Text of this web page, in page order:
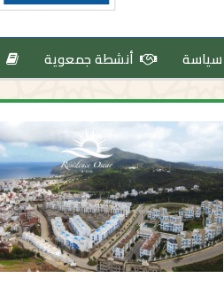
سياسة أنشطة جمعوية